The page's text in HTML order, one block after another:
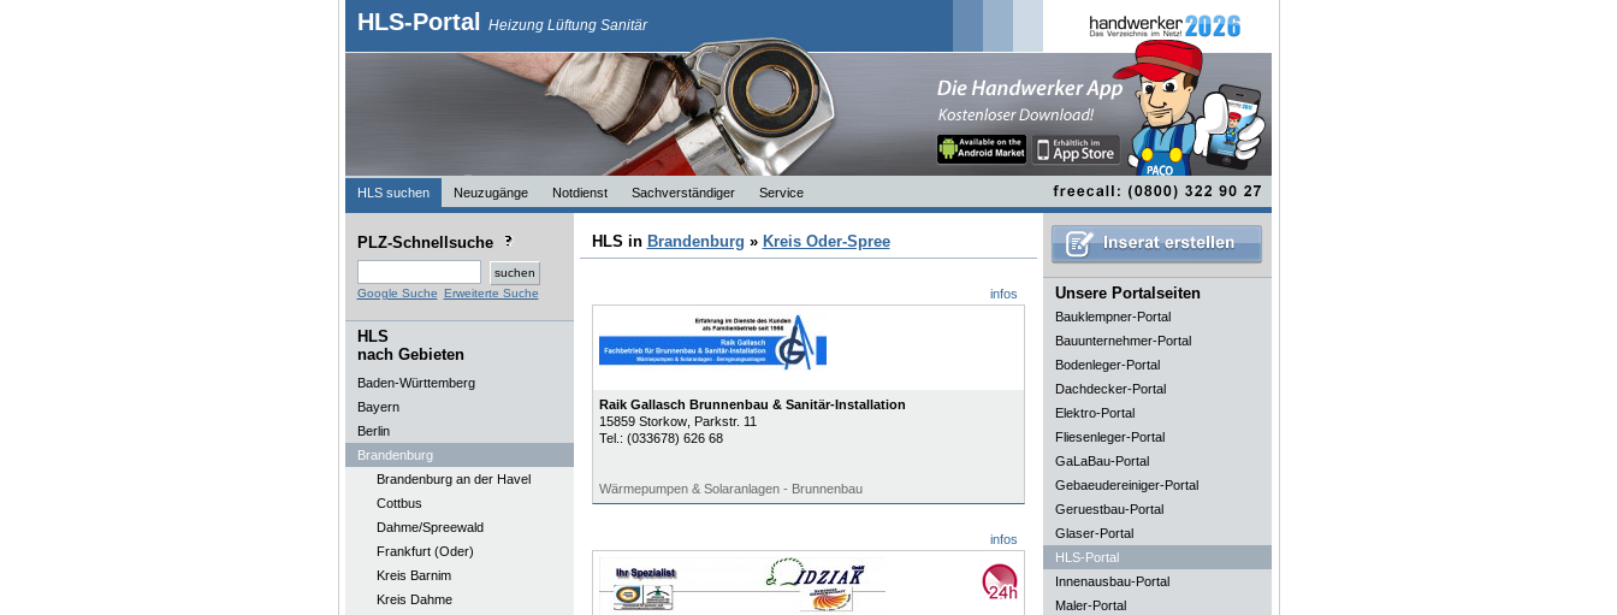
HLS-Portal Heizung Lüftung Sanitär
HLS suchen Neuzugänge Notdienst Sachverständiger Service
PLZ-Schnellsuche
Google Suche Erweiterte Suche
HLS
nach Gebieten
Baden-Württemberg
Bayern
Berlin
Brandenburg
Brandenburg an der Havel
Cottbus
Dahme/Spreewald
Frankfurt (Oder)
Kreis Barnim
Kreis Dahme
HLS in Brandenburg » Kreis Oder-Spree
infos
Raik Gallasch Brunnenbau & Sanitär-Installation
15859 Storkow, Parkstr. 11
Tel.: (033678) 626 68
Wärmepumpen & Solaranlagen - Brunnenbau
infos
Unsere Portalseiten
Bauklempner-Portal
Bauunternehmer-Portal
Bodenleger-Portal
Dachdecker-Portal
Elektro-Portal
Fliesenleger-Portal
GaLaBau-Portal
Gebaeudereiniger-Portal
Geruestbau-Portal
Glaser-Portal
HLS-Portal
Innenausbau-Portal
Maler-Portal